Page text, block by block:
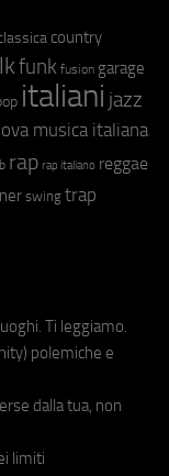
country
funk fusion garage
italiani jazz
musica italiana
rap rap italiano reggae
swing trap
Ti leggiamo.
polemiche e
dalla tua, non
limiti